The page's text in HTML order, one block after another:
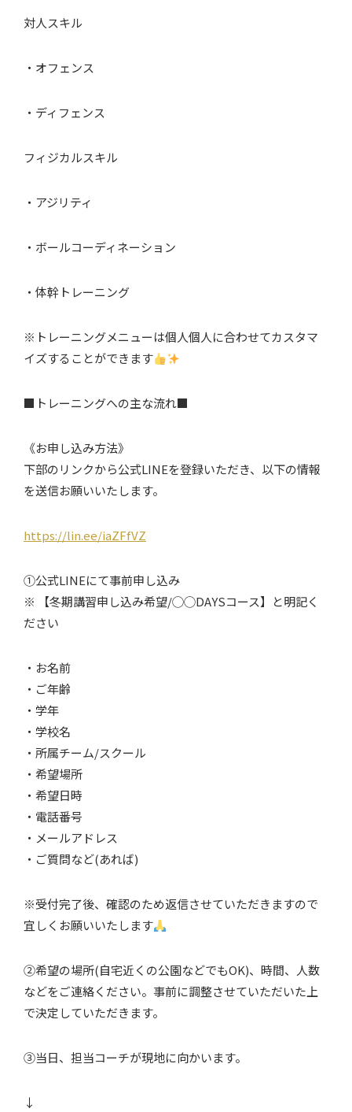
対人スキル
・オフェンス
・ディフェンス
フィジカルスキル
・アジリティ
・ボールコーディネーション
・体幹トレーニング
※トレーニングメニューは個人個人に合わせてカスタマ
イズすることができます
■トレーニングへの主な流れ■
《お申し込み方法》
下部のリンクから公式LINEを登録いただき、以下の情報
を送信お願いいたします。
https://lin.ee/iaZFfVZ
①公式LINEにて事前申し込み
※ 【冬期講習申し込み希望/◯◯DAYSコース】と明記く
ださい
・お名前
・ご年齢
・学年
・学校名
・所属チーム/スクール
・希望場所
・希望日時
・電話番号
・メールアドレス
・ご質問など(あれば)
※受付完了後、確認のため返信させていただきますので
宜しくお願いいたします
②希望の場所(自宅近くの公園などでもOK)、時間、人数
などをご連絡ください。事前に調整させていただいた上
で決定していただきます。
③当日、担当コーチが現地に向かいます。
↓